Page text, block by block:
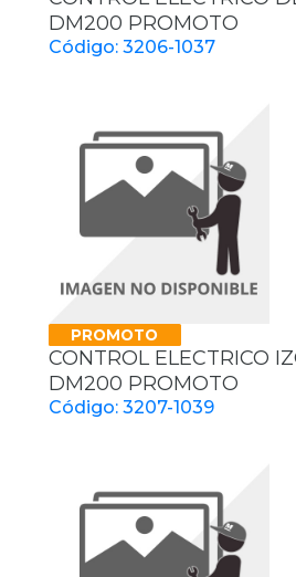
DM200 PROMOTO
Código: 3206-1037
PROMOTO
CONTROL ELECTRICO
DM200 PROMOTO
Código: 3207-1039